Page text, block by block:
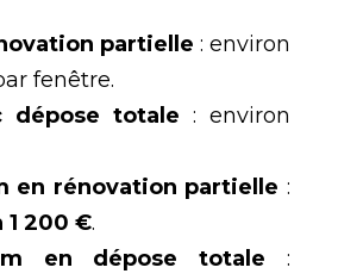
partielle : environ
fenêtre.
dépose totale : environ
en rénovation partielle :
1 200 €.
en dépose totale :